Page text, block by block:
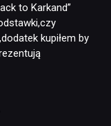
to Karkand”
kupiłem by